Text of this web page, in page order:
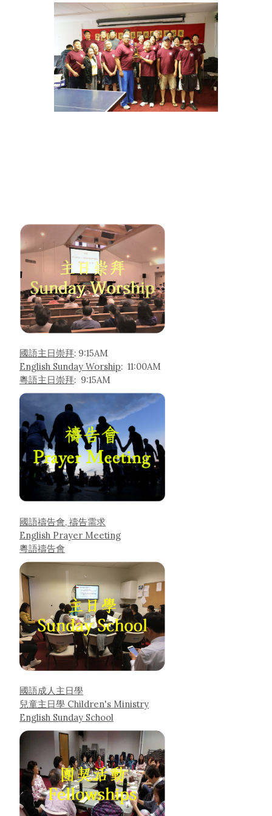
國語主日崇拜: 9:15AM
English Sunday Worship: 11:00AM
粵語主日崇拜: 9:15AM
國語禱告會, 禱告需求
English Prayer Meeting
粵語禱告會
國語成人主日學
兒童主日學 Children's Ministry
English Sunday School